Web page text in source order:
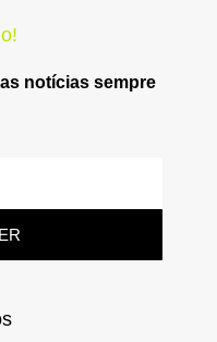
notícias sempre